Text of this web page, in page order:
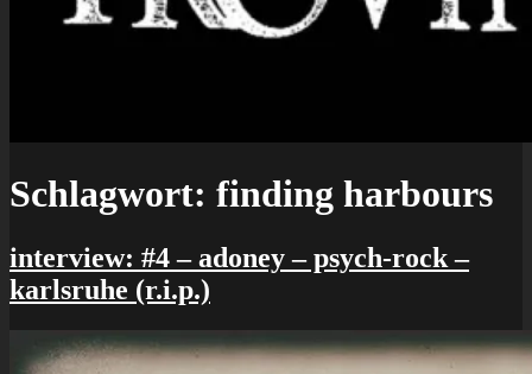
Schlagwort: finding harbours
interview: #4 – adoney – psych-rock –
karlsruhe (r.i.p.)